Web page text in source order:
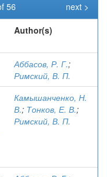
56
next >
Author(s)
Аббасов, Р. Г.;
Римский, В. П.
Камышанченко, Н.
В.; Тонков, Е. В.;
Римский, В. П.